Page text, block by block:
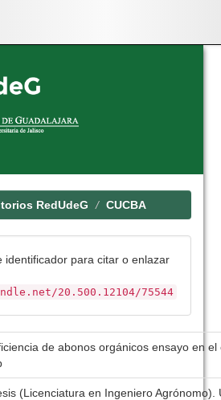
RedUdeG CUCBA
identificador para citar o enlazar
20.500.12104/75544
de abonos orgánicos ensayo en
(Licenciatura en Ingeniero Agrónomo).